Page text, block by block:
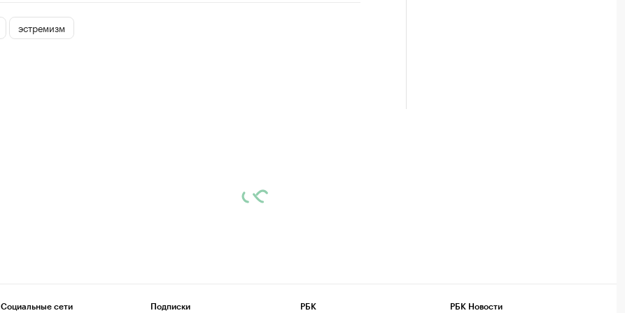
эстремизм
Социальные сети Подписки РБК РБК Новости